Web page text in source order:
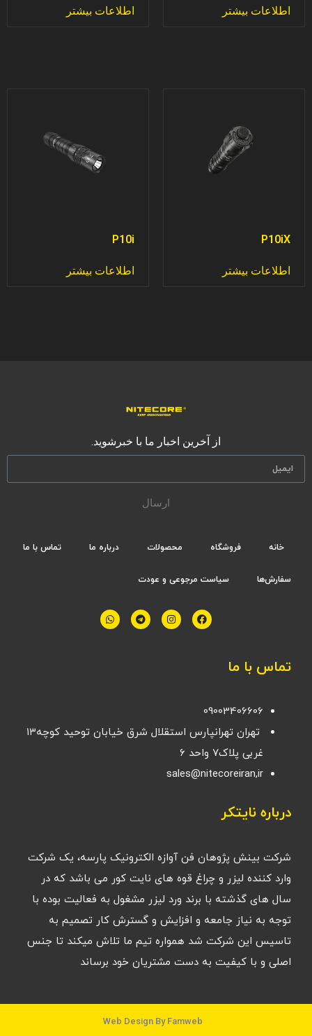
اطلاعات بیشتر اطلاعات بیشتر
P10iX
اطلاعات بیشتر
P10i
اطلاعات بیشتر
از آخرین اخبار ما با خبرشوید.
ارسال
خانه فروشگاه محصولات درباره ما تماس با ما
سفارش‌ها سیاست مرجوعی و عودت
تماس با ما
09003406606
تهران تهرانپارس استقلال شرق خیابان توحید کوچه۱۳
غربی پلاک۷ واحد ۶
sales@nitecoreiran,ir
درباره نایتکر
شرکت بینش پژوهان فن آوازه الکترونیک پارسه، یک شرکت
وارد کننده لیزر و چراغ قوه های نایت کور می باشد که در
سال های گذشته با برند ورد لیزر مشغول به فعالیت بوده با
توجه به نیاز جامعه و افزایش و گسترش کار تصمیم به
تاسیس این شرکت شد همواره تیم ما تلاش میکند تا جنس
اصلی و با کیفیت به دست مشتریان خود برساند
Web Design By Famweb